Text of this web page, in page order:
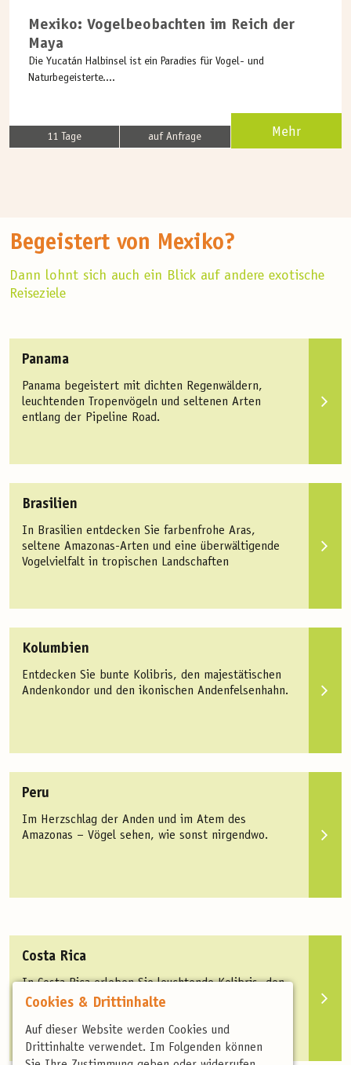
Cookies & Drittinhalte
Auf dieser Website werden Cookies und
Drittinhalte verwendet. Im Folgenden können
Mexiko: Vogelbeobachten im Reich der
Maya
Die Yucatán Halbinsel ist ein Paradies für Vogel- und
Naturbegeisterte....
11 Tage auf Anfrage Mehr
Begeistert von Mexiko?
Dann lohnt sich auch ein Blick auf andere exotische
Reiseziele
Panama
Panama begeistert mit dichten Regenwäldern,
leuchtenden Tropenvögeln und seltenen Arten
entlang der Pipeline Road.
Brasilien
In Brasilien entdecken Sie farbenfrohe Aras,
seltene Amazonas-Arten und eine überwältigende
Vogelvielfalt in tropischen Landschaften
Kolumbien
Entdecken Sie bunte Kolibris, den majestätischen
Andenkondor und den ikonischen Andenfelsenhahn.
Peru
Im Herzschlag der Anden und im Atem des
Amazonas – Vögel sehen, wie sonst nirgendwo.
Costa Rica
In Costa Rica erleben Sie leuchtende Kolibris, den
majestätischen Quetzal und eine beeindruckende